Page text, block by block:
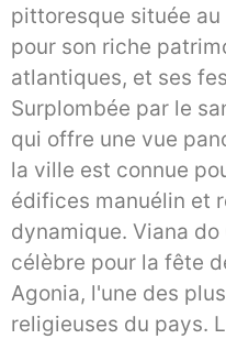
pittoresque située
pour son riche
atlantiques, et ses
Surplombée par le
qui offre une vue
la ville est connue
édifices manuélin et
dynamique. Viana
célèbre pour la fête
Agonia, l'une des
religieuses du pays.